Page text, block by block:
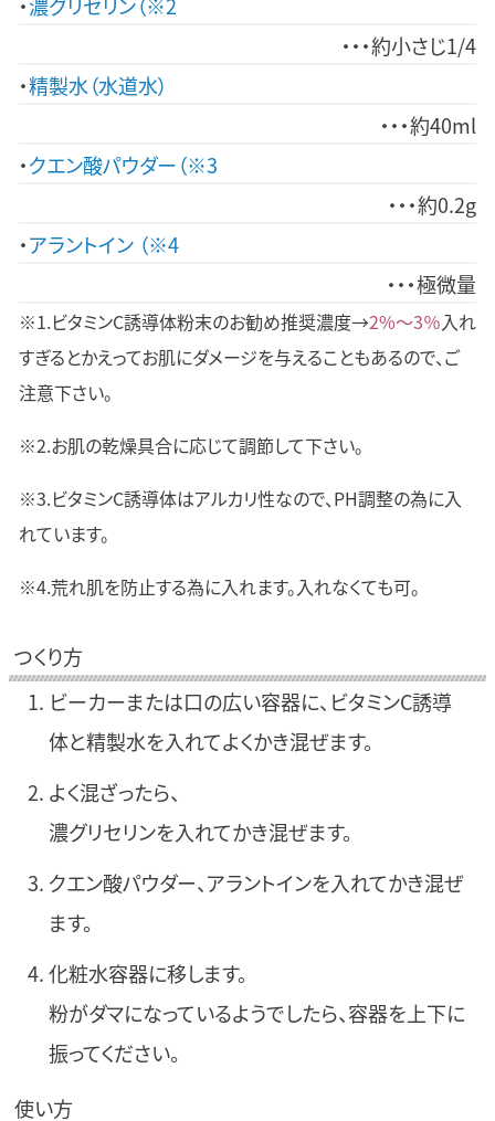
約小さじ1/4
精製水（水道水）
約40ml
クエン酸パウダー（※3
約0.2g
アラントイン （※4
極微量
※1.ビタミンC誘導体粉末のお勧め推奨濃度→2%～3％入れ
すぎるとかえってお肌にダメージを与えることもあるので、ご
注意下さい。
※2.お肌の乾燥具合に応じて調節して下さい。
※3.ビタミンC誘導体はアルカリ性なので、PH調整の為に入
れています。
※4.荒れ肌を防止する為に入れます。入れなくても可。
つくり方
ビーカーまたは口の広い容器に、ビタミンC誘導
体と精製水を入れてよくかき混ぜます。
よく混ざったら、
濃グリセリンを入れてかき混ぜます。
クエン酸パウダー、アラントインを入れてかき混ぜ
ます。
化粧水容器に移します。
粉がダマになっているようでしたら、容器を上下に
振ってください。
使い方